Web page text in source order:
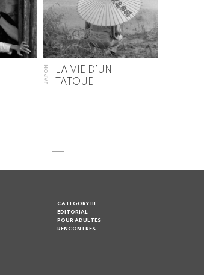
JAPON
LA VIE D’UN
TATOUÉ
CATEGORY III
EDITORIAL
POUR ADULTES
RENCONTRES